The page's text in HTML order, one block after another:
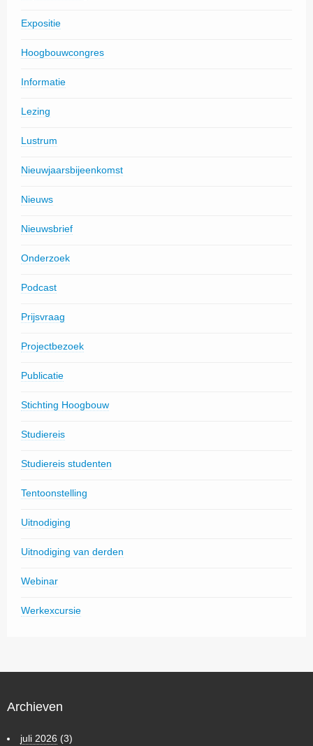
Expositie
Hoogbouwcongres
Informatie
Lezing
Lustrum
Nieuwjaarsbijeenkomst
Nieuws
Nieuwsbrief
Onderzoek
Podcast
Prijsvraag
Projectbezoek
Publicatie
Stichting Hoogbouw
Studiereis
Studiereis studenten
Tentoonstelling
Uitnodiging
Uitnodiging van derden
Webinar
Werkexcursie
Archieven
juli 2026 (3)